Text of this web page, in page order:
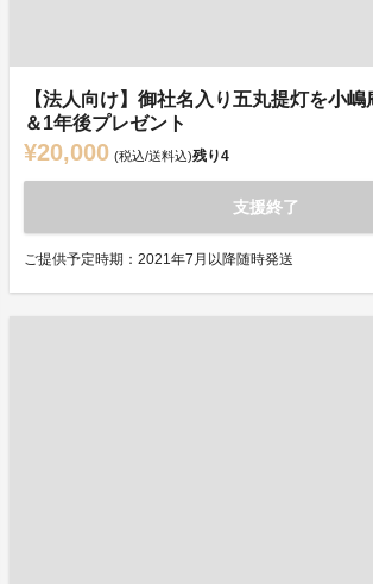
【法人向け】御社名入り五丸提灯を小
＆1年後プレゼント
¥20,000 (税込/送料込)残り4
支援終了
ご提供予定時期：2021年7月以降随時発送